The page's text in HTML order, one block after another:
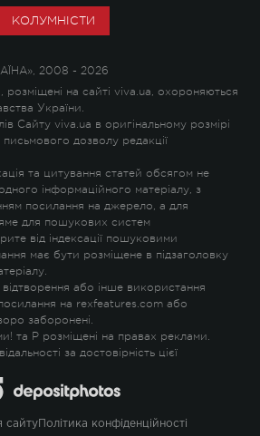
КОЛУМНІСТИ
2008 - 2026
розміщені на сайті viva.ua, охороняються
України.
Сайту viva.ua в оригінальному розмірі
дозволу редакції
та цитування статей обсягом не
інформаційного матеріалу, з
посилання на джерело, а для
для пошукових систем
від індексації пошуковими
має бути розміщене в підзаголовку
або інше використання
посилання на rexfeatures.com або
заборонені.
! та P розміщені на правах реклами.
за достовірність цієї
сайту Політика конфіденційності